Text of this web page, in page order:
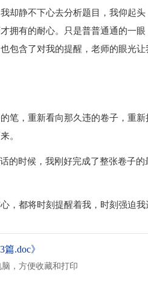
却静不下心去分析题目，我仰起
拥有的耐心。只是普普通通的一
包含了对我的提醒，老师的眼光
笔，重新看向那久违的卷子，重
。
的时候，我刚好完成了整张卷子
，都将时刻提醒着我，时刻强迫我
.doc》
，方便收藏和打印